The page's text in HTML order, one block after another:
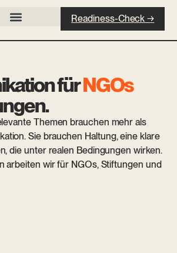
Readiness-Check →
fürNGOs
Themen brauchen mehr als
Sie brauchen Haltung, eine klare
die unter realen Bedingungen wirken.
arbeiten wir für NGOs, Stiftungen und